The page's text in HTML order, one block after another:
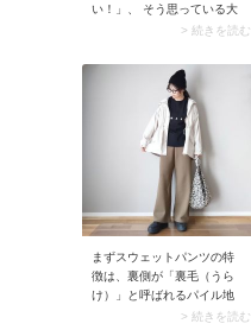
い！」、 そう思っている大
人は多いのではないでしょ
クなトレンチコートは重か
ったりカチッとし過ぎてい
たりと、結局出番が少なく
なることも。そこで40代50
代におすすめなのが軽量か
つサラッと羽織るだけで格
好よく見えるデザイン。カ
ジュアルな服にも合うシル
エットを探してみましょ
う。
> 続きを読む
まずスウェットパンツの特
徴は、裏側が「裏毛（うら
け）」と呼ばれるパイル地
であること。スウェットパ
> 続きを読む